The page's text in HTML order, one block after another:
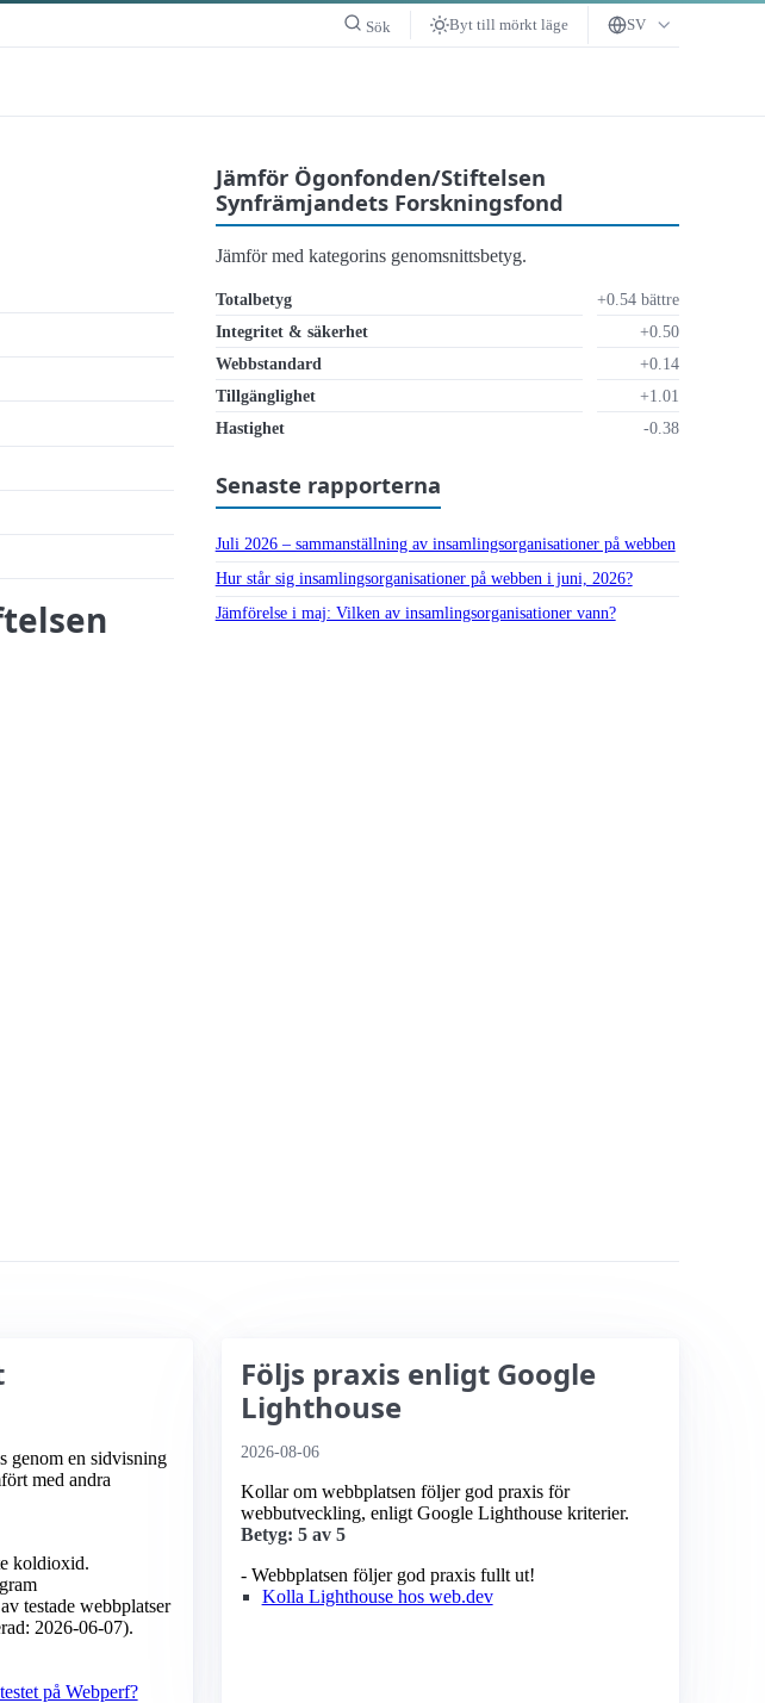
Sök Byt till mörkt läge SV
är otillräckligt
Jämför Ögonfonden/Stiftelsen
Synfrämjandets Forskningsfond
Jämför med kategorins genomsnittsbetyg.
Totalbetyg
+0.54 bättre
Integritet & säkerhet
+0.50
Webbstandard
+0.14
Tillgänglighet
+1.01
Hastighet
-0.38
Senaste rapporterna
Juli 2026 – sammanställning av insamlings­organisationer på webben
Hur står sig insamlings­organisationer på webben i juni, 2026?
Jämförelse i maj: Vilken av insamlings­organisationer vann?
genom en sidvisning
med andra
koldioxid.
testade webbplatser
2026-06-07).
på Webperf?
Följs praxis enligt Google
Lighthouse
2026-08-06
Kollar om webbplatsen följer god praxis för
webbutveckling, enligt Google Lighthouse kriterier.
Betyg: 5 av 5
- Webbplatsen följer god praxis fullt ut!
Kolla Lighthouse hos web.dev